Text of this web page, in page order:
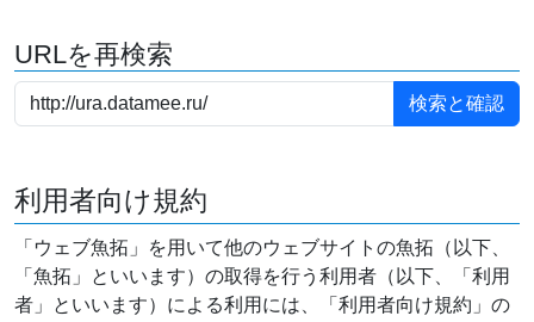
URLを再検索
利用者向け規約
「ウェブ魚拓」を用いて他のウェブサイトの魚拓（以下、
「魚拓」といいます）の取得を行う利用者（以下、「利用
者」といいます）による利用には、「利用者向け規約」の